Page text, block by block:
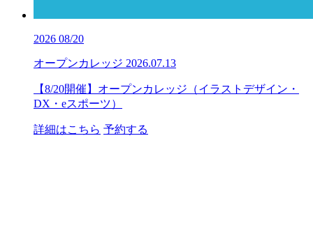
2026 08/20
オープンカレッジ 2026.07.13
【8/20開催】オープンカレッジ（イラストデザイン・
DX・eスポーツ）
詳細はこちら 予約する